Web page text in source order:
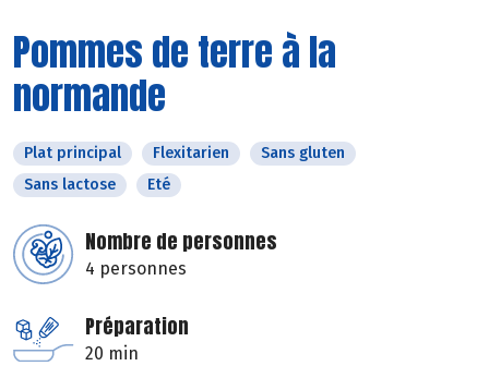
Pommes de terre à la
normande
Plat principal Flexitarien
Sans gluten
Sans lactose
Eté
Nombre de personnes
4 personnes
Préparation
20 min